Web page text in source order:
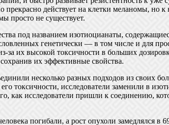
действует на клетки меланомы, но к
просто не существует.
под названием изотиоцианаты,
генетически — в том числе и для
за их высокой токсичности в больших
их эффективные свойства.
несколько разных подходов из своих
токсичности, исследователи заменили в
как исследователи пришли к соединению,
погибали, а рост опухоли замедлялся в